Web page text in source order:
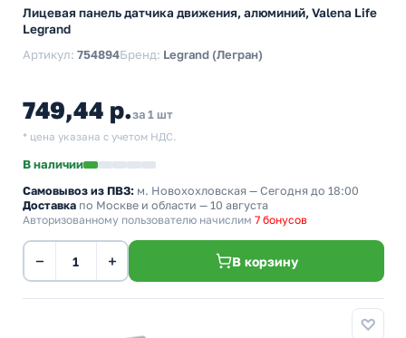
Лицевая панель датчика движения, алюминий, Valena Life
Legrand
Артикул: 754894Бренд: Legrand (Легран)
749,44 р.за 1 шт
* цена указана с учетом НДС.
В наличии
Самовывоз из ПВЗ: м. Новохохловская — Сегодня до 18:00
Доставка по Москве и области — 10 августа
Авторизованному пользователю начислим 7 бонусов
− + В корзину